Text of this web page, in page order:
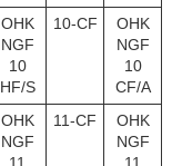
OHK
NGF
10
HF/S
10-CF
OHK
NGF
10
CF/A
OHK
NGF
11
11-CF
OHK
NGF
11